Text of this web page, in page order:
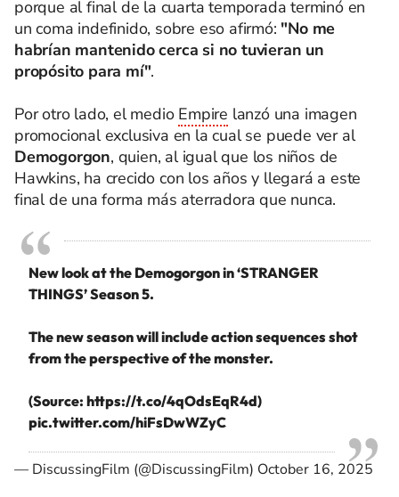
porque al final de la cuarta temporada terminó en
un coma indefinido, sobre eso afirmó: "No me
habrían mantenido cerca si no tuvieran un
propósito para mí".
Por otro lado, el medio Empire lanzó una imagen
promocional exclusiva en la cual se puede ver al
Demogorgon, quien, al igual que los niños de
Hawkins, ha crecido con los años y llegará a este
final de una forma más aterradora que nunca.
New look at the Demogorgon in ‘STRANGER
THINGS’ Season 5.
The new season will include action sequences shot
from the perspective of the monster.
(Source: https://t.co/4qOdsEqR4d)
pic.twitter.com/hiFsDwWZyC
— DiscussingFilm (@DiscussingFilm) October 16, 2025